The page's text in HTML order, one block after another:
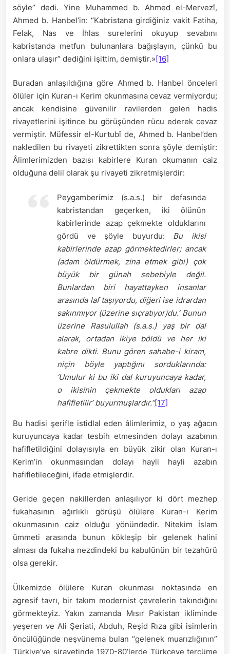
söyle” dedi. Yine Muhammed b. Ahmed el-Mervezî,
Ahmed b. Hanbel’in: “Kabristana girdiğiniz vakit Fatiha,
Felak, Nas ve İhlas surelerini okuyup sevabını
kabristanda metfun bulunanlara bağışlayın, çünkü bu
onlara ulaşır” dediğini işittim, demiştir.»[16]
Buradan anlaşıldığına göre Ahmed b. Hanbel önceleri
ölüler için Kuran-ı Kerim okunmasına cevaz vermiyordu;
ancak kendisine güvenilir ravilerden gelen hadis
rivayetlerini işitince bu görüşünden rücu ederek cevaz
vermiştir. Müfessir el-Kurtubî de, Ahmed b. Hanbel’den
nakledilen bu rivayeti zikrettikten sonra şöyle demiştir:
Âlimlerimizden bazısı kabirlere Kuran okumanın caiz
olduğuna delil olarak şu rivayeti zikretmişlerdir:
Peygamberimiz (s.a.s.) bir defasında
kabristandan geçerken, iki ölünün
kabirlerinde azap çekmekte olduklarını
gördü ve şöyle buyurdu: Bu ikisi
kabirlerinde azap görmektedirler; ancak
(adam öldürmek, zina etmek gibi) çok
büyük bir günah sebebiyle değil.
Bunlardan biri hayattayken insanlar
arasında laf taşıyordu, diğeri ise idrardan
sakınmıyor (üzerine sıçratıyor)du.’ Bunun
üzerine Rasulullah (s.a.s.) yaş bir dal
alarak, ortadan ikiye böldü ve her iki
kabre dikti. Bunu gören sahabe-i kiram,
niçin böyle yaptığını sorduklarında:
‘Umulur ki bu iki dal kuruyuncaya kadar,
o ikisinin çekmekte oldukları azap
hafifletilir’ buyurmuşlardır.”[17]
Bu hadisi şerifle istidlal eden âlimlerimiz, o yaş ağacın
kuruyuncaya kadar tesbih etmesinden dolayı azabının
hafifletildiğini dolayısıyla en büyük zikir olan Kuran-ı
Kerim’in okunmasından dolayı hayli hayli azabın
hafifletileceğini, ifade etmişlerdir.
Geride geçen nakillerden anlaşılıyor ki dört mezhep
fukahasının ağırlıklı görüşü ölülere Kuran-ı Kerim
okunmasının caiz olduğu yönündedir. Nitekim İslam
ümmeti arasında bunun kökleşip bir gelenek halini
alması da fukaha nezdindeki bu kabulünün bir tezahürü
olsa gerekir.
Ülkemizde ölülere Kuran okunması noktasında en
agresif tavrı, bir takım modernist çevrelerin takındığını
görmekteyiz. Yakın zamanda Mısır Pakistan ikliminde
yeşeren ve Ali Şeriati, Abduh, Reşid Rıza gibi isimlerin
öncülüğünde neşvünema bulan “gelenek muarızlığının”
Türkiye’ye sirayetinde 1970-80’lerde Türkçeye tercüme